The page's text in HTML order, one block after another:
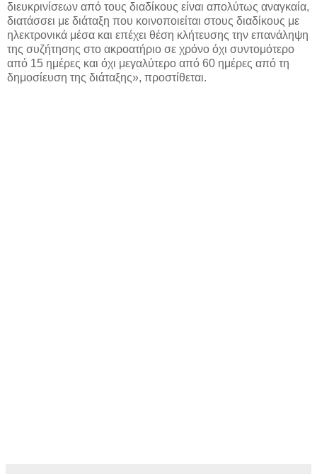
διευκρινίσεων από τους διαδίκους είναι απολύτως αναγκαία,
διατάσσει με διάταξη που κοινοποιείται στους διαδίκους με
ηλεκτρονικά μέσα και επέχει θέση κλήτευσης την επανάληψη
της συζήτησης στο ακροατήριο σε χρόνο όχι συντομότερο
από 15 ημέρες και όχι μεγαλύτερο από 60 ημέρες από τη
δημοσίευση της διάταξης», προστίθεται.